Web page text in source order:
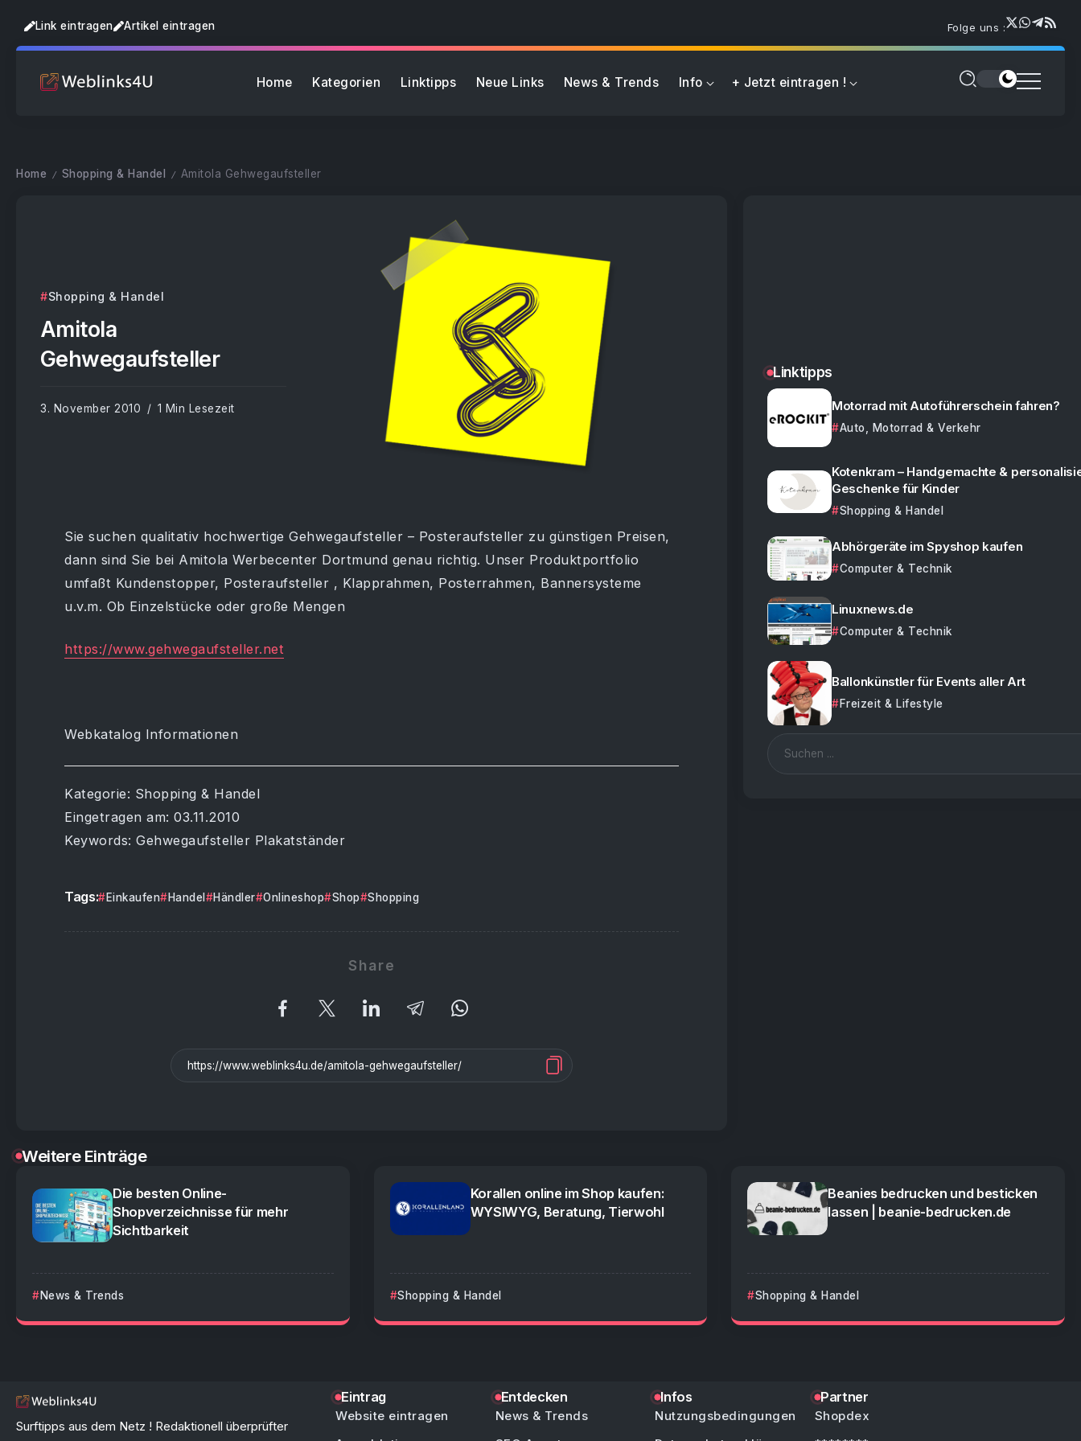
Link eintragen Artikel eintragen Folge uns :
Home Kategorien Linktipps Neue Links News & Trends Info + Jetzt eintragen !
Home / Shopping & Handel / Amitola Gehwegaufsteller
Shopping & Handel
Amitola
Gehwegaufsteller
3. November 2010 1 Min Lesezeit
Sie suchen qualitativ hochwertige Gehwegaufsteller – Posteraufsteller zu günstigen Preisen,
dann sind Sie bei Amitola Werbecenter Dortmund genau richtig. Unser Produktportfolio
umfaßt Kundenstopper, Posteraufsteller , Klapprahmen, Posterrahmen, Bannersysteme
u.v.m. Ob Einzelstücke oder große Mengen
https://www.gehwegaufsteller.net
Webkatalog Informationen
Kategorie: Shopping & Handel
Eingetragen am: 03.11.2010
Keywords: Gehwegaufsteller Plakatständer
Tags: Einkaufen Handel Händler Onlineshop Shop Shopping
Share
Linktipps
Motorrad mit Autoführerschein fahren?
Auto, Motorrad & Verkehr
Kotenkram – Handgemachte &
Geschenke für Kinder
Shopping & Handel
Abhörgeräte im Spyshop kaufen
Computer & Technik
Linuxnews.de
Computer & Technik
Ballonkünstler für Events aller Art
Freizeit & Lifestyle
Weitere Einträge
Die besten Online-
Shopverzeichnisse für mehr
Sichtbarkeit
News & Trends
Korallen online im Shop kaufen:
WYSIWYG, Beratung, Tierwohl
Shopping & Handel
Beanies bedrucken und besticken
lassen | beanie-bedrucken.de
Shopping & Handel
Surftipps aus dem Netz ! Redaktionell überprüfter
Eintrag
Website eintragen
Entdecken
News & Trends
Infos
Nutzungsbedingungen
Partner
Shopdex